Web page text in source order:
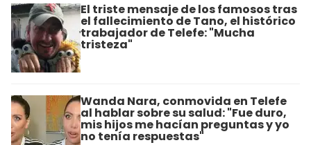
El triste mensaje de los famosos tras
el fallecimiento de Tano, el histórico
trabajador de Telefe: "Mucha
tristeza"
Wanda Nara, conmovida en Telefe
al hablar sobre su salud: "Fue duro,
mis hijos me hacían preguntas y yo
no tenía respuestas"